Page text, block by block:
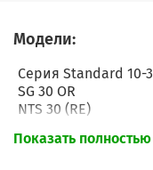
Модели:
Серия Standard 10-
SG 30 OR
NTS 30 (RE)
Ti Shape 30 OR
Показать полностью